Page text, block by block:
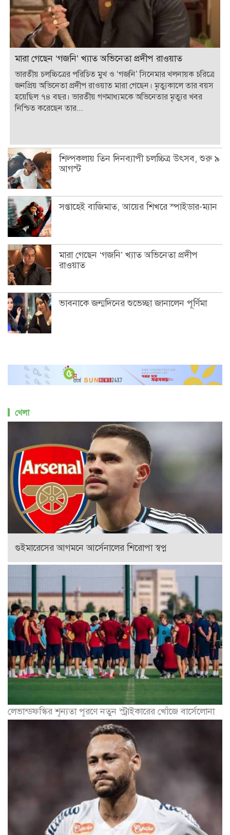
মারা গেছেন ‘গজনি’ খ্যাত অভিনেতা প্রদীপ রাওয়াত
ভারতীয় চলচ্চিত্রের পরিচিত মুখ ও ‘গজনি’ সিনেমার খলনায়ক চরিত্রে
জনপ্রিয় অভিনেতা প্রদীপ রাওয়াত মারা গেছেন। মৃত্যুকালে তার বয়স
হয়েছিল ৭৪ বছর। ভারতীয় গণমাধ্যমকে অভিনেতার মৃত্যুর খবর
নিশ্চিত করেছেন তার...
শিল্পকলায় তিন দিনব্যাপী চলচ্চিত্র উৎসব, শুরু ৯
আগস্ট
সপ্তাহেই বাজিমাত, আয়ের শিখরে স্পাইডার-ম্যান
মারা গেছেন ‘গজনি’ খ্যাত অভিনেতা প্রদীপ
রাওয়াত
ভাবনাকে জন্মদিনের শুভেচ্ছা জানালেন পূর্ণিমা
খেলা
গুইমারেসের আগমনে আর্সেনালের শিরোপা স্বপ্ন
লেভান্ডফস্কির শূন্যতা পূরণে নতুন স্ট্রাইকারের খোঁজে বার্সেলোনা